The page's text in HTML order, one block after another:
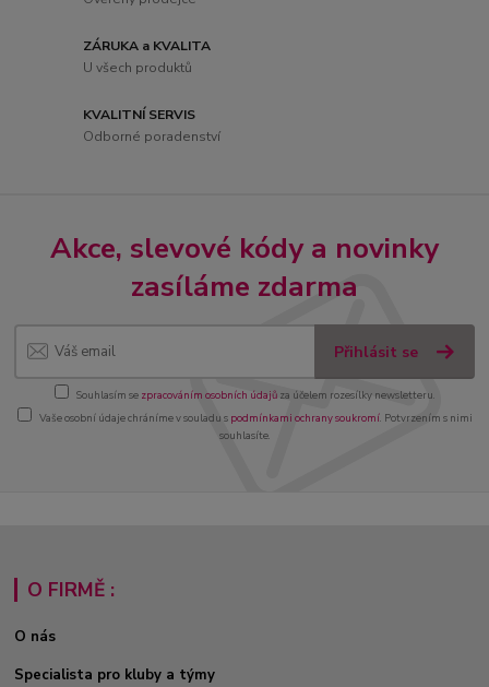
ZÁRUKA a KVALITA
U všech produktů
KVALITNÍ SERVIS
Odborné poradenství
Akce, slevové kódy a novinky
zasíláme zdarma
Přihlásit se
Souhlasím se zpracováním osobních údajůza účelem rozesílky newsletteru.
Vaše osobní údaje chráníme v souladu s podmínkami ochrany soukromí. Potvrzením s nimi
souhlasíte.
O FIRMĚ :
O nás
Specialista pro kluby a týmy